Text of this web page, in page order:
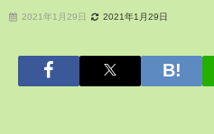
2021年1月29日 2021年1月29日